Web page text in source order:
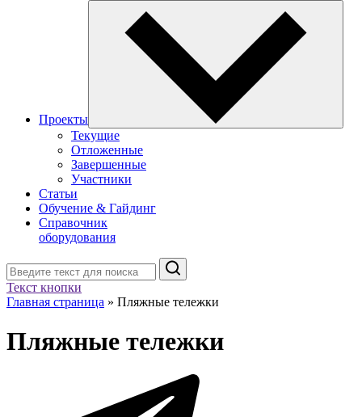
Проекты
Текущие
Отложенные
Завершенные
Участники
Статьи
Обучение & Гайдинг
Справочник
оборудования
Поиск
Текст кнопки
Главная страница » Пляжные тележки
Пляжные тележки